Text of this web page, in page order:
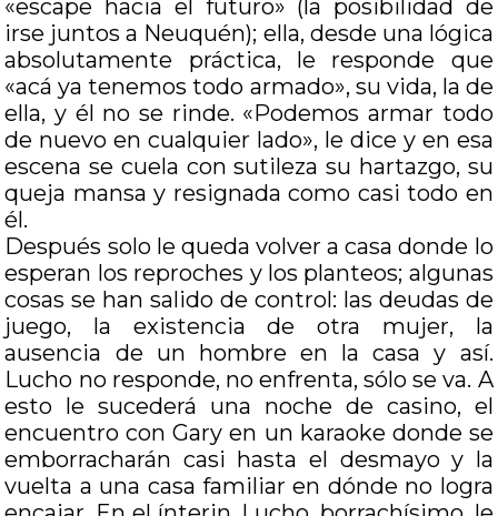
«escape hacia el futuro» (la posibilidad de
irse juntos a Neuquén); ella, desde una lógica
absolutamente práctica, le responde que
«acá ya tenemos todo armado», su vida, la de
ella, y él no se rinde. «Podemos armar todo
de nuevo en cualquier lado», le dice y en esa
escena se cuela con sutileza su hartazgo, su
queja mansa y resignada como casi todo en
él.
Después solo le queda volver a casa donde lo
esperan los reproches y los planteos; algunas
cosas se han salido de control: las deudas de
juego, la existencia de otra mujer, la
ausencia de un hombre en la casa y así.
Lucho no responde, no enfrenta, sólo se va. A
esto le sucederá una noche de casino, el
encuentro con Gary en un karaoke donde se
emborracharán casi hasta el desmayo y la
vuelta a una casa familiar en dónde no logra